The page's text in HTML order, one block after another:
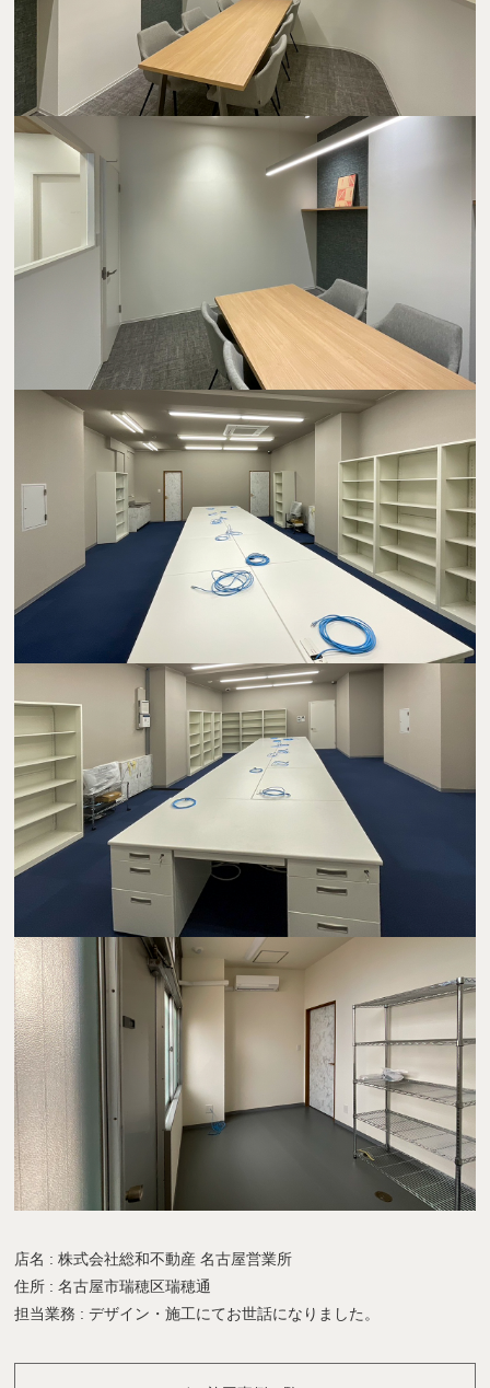
店名 : 株式会社総和不動産 名古屋営業所
住所 : 名古屋市瑞穂区瑞穂通
担当業務 : デザイン・施工にてお世話になりました。